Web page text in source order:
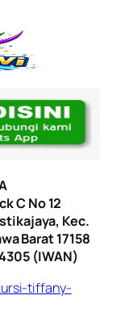
C No 12
Kec.
Barat 17158
(IWAN)
tiffany-